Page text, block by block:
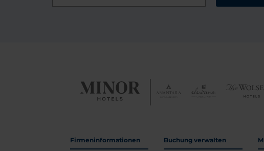
Firmeninformationen Buchung verwalten